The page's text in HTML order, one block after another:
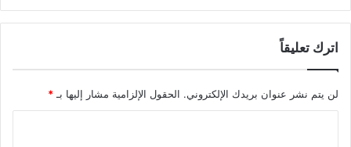
اترك تعليقاً
لن يتم نشر عنوان بريدك الإلكتروني. الحقول الإلزامية مشار إليها بـ *